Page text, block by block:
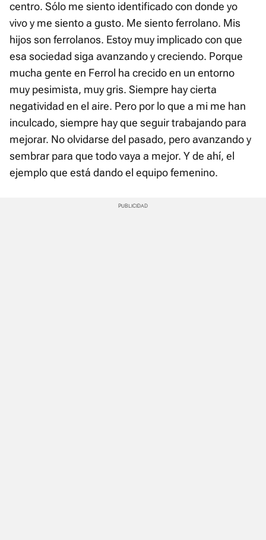
centro. Sólo me siento identificado con donde yo
vivo y me siento a gusto. Me siento ferrolano. Mis
hijos son ferrolanos. Estoy muy implicado con que
esa sociedad siga avanzando y creciendo. Porque
mucha gente en Ferrol ha crecido en un entorno
muy pesimista, muy gris. Siempre hay cierta
negatividad en el aire. Pero por lo que a mi me han
inculcado, siempre hay que seguir trabajando para
mejorar. No olvidarse del pasado, pero avanzando y
sembrar para que todo vaya a mejor. Y de ahí, el
ejemplo que está dando el equipo femenino.